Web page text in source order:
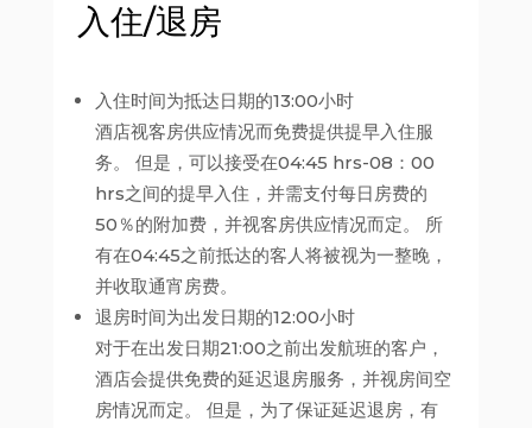
入住/退房
入住时间为抵达日期的13:00小时
酒店视客房供应情况而免费提供提早入住服
务。 但是，可以接受在04:45 hrs-08：00
hrs之间的提早入住，并需支付每日房费的
50％的附加费，并视客房供应情况而定。 所
有在04:45之前抵达的客人将被视为一整晚，
并收取通宵房费。
退房时间为出发日期的12:00小时
对于在出发日期21:00之前出发航班的客户，
酒店会提供免费的延迟退房服务，并视房间空
房情况而定。 但是，为了保证延迟退房，有